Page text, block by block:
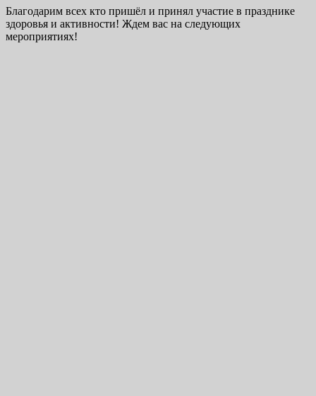
Благодарим всех кто пришёл и принял участие в празднике
здоровья и активности! Ждем вас на следующих
мероприятиях!